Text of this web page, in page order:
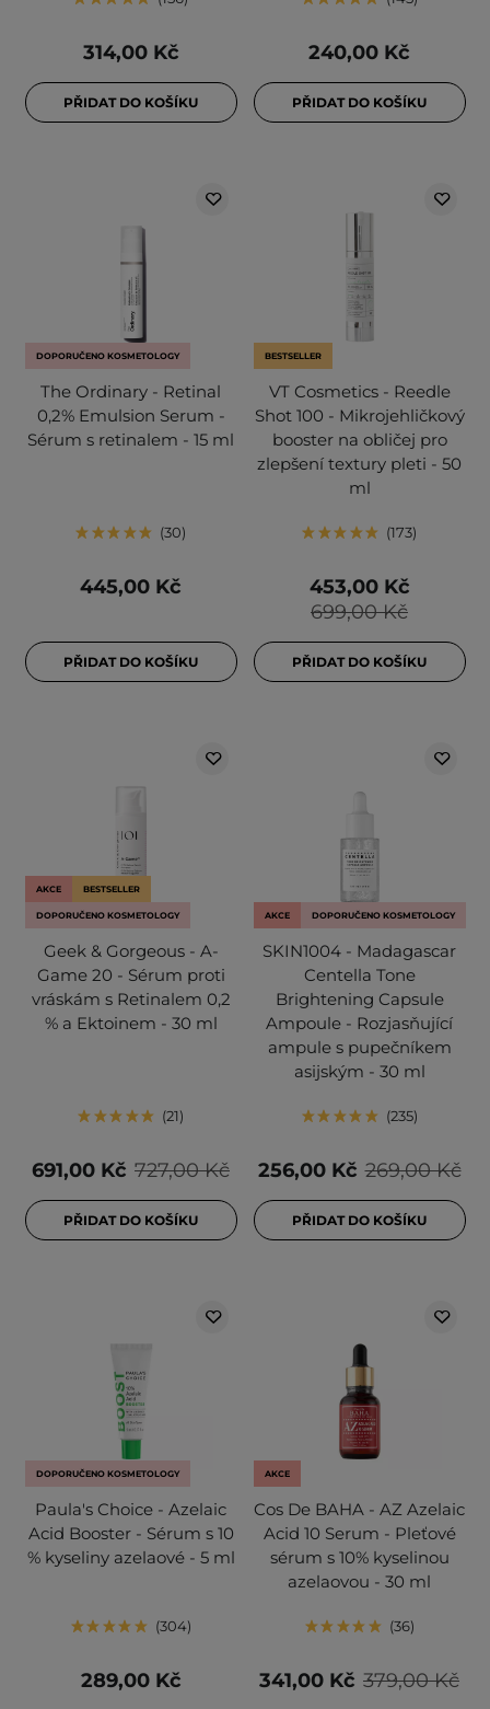
314,00 Kč
PŘIDAT DO KOŠÍKU
240,00 Kč
PŘIDAT DO KOŠÍKU
DOPORUČENO KOSMETOLOGY
The Ordinary - Retinal
0,2% Emulsion Serum -
Sérum s retinalem - 15 ml
30
445,00 Kč
PŘIDAT DO KOŠÍKU
BESTSELLER
VT Cosmetics - Reedle
Shot 100 - Mikrojehličkový
booster na obličej pro
zlepšení textury pleti - 50
ml
173
699,00 Kč
453,00 Kč
PŘIDAT DO KOŠÍKU
AKCE BESTSELLER
DOPORUČENO KOSMETOLOGY
Geek & Gorgeous - A-
Game 20 - Sérum proti
vráskám s Retinalem 0,2
% a Ektoinem - 30 ml
21
727,00 Kč
691,00 Kč
PŘIDAT DO KOŠÍKU
AKCE DOPORUČENO KOSMETOLOGY
SKIN1004 - Madagascar
Centella Tone
Brightening Capsule
Ampoule - Rozjasňující
ampule s pupečníkem
asijským - 30 ml
235
269,00 Kč
256,00 Kč
PŘIDAT DO KOŠÍKU
DOPORUČENO KOSMETOLOGY
Paula's Choice - Azelaic
Acid Booster - Sérum s 10
% kyseliny azelaové - 5 ml
304
289,00 Kč
AKCE
Cos De BAHA - AZ Azelaic
Acid 10 Serum - Pleťové
sérum s 10% kyselinou
azelaovou - 30 ml
36
379,00 Kč
341,00 Kč